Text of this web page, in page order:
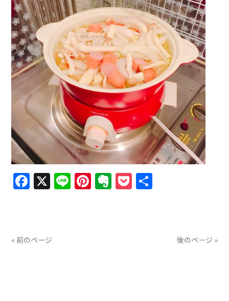
Facebook
X LinePinterest
Evernote
Pocket
« 前のページ 後のページ »